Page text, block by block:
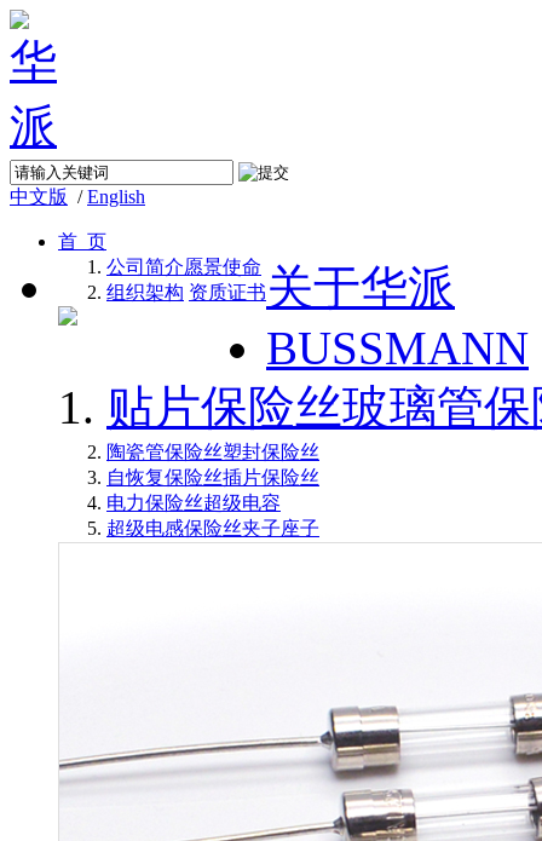
中文版 /English
首 页
关于华派
公司简介愿景使命
组织架构 资质证书
BUSSMANN
贴片保险丝玻璃管
陶瓷管保险丝塑封保险丝
自恢复保险丝插片保险丝
电力保险丝超级电容
超级电感保险丝夹子座子